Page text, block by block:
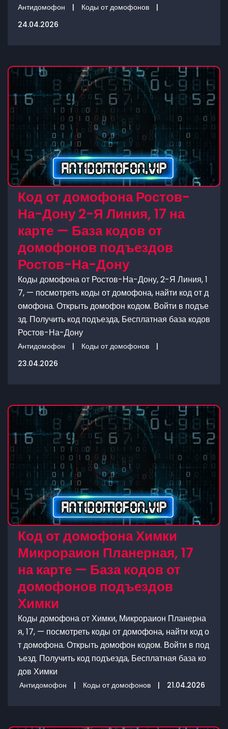
Антидомофон | Коды от домофонов
|
24.04.2026
Код от домофона Ростов-
На-Дону 2-Я Линия, 17 на
карте — База кодов от
домофонов подъездов
Ростов-На-Дону
Коды домофона от Ростов-На-Дону, 2-Я Линия, 1
7, — посмотреть коды от домофона, найти код от д
омофона. Открыть домофон кодом. Войти в подъе
зд. Получить код подъезда, Бесплатная база кодов
Ростов-На-Дону
Антидомофон | Коды от домофонов
|
23.04.2026
Код от домофона Химки
Микрораион Планерная, 17
на карте — База кодов от
домофонов подъездов
Химки
Коды домофона от Химки, Микрораион Планерна
я, 17, — посмотреть коды от домофона, найти код о
т домофона. Открыть домофон кодом. Войти в под
ъезд. Получить код подъезда, Бесплатная база ко
дов Химки
Антидомофон | Коды от домофонов | 21.04.2026